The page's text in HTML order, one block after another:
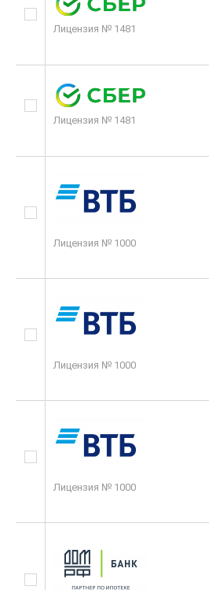
Лицензия № 1481
Лицензия № 1481
Лицензия № 1000
Лицензия № 1000
Лицензия № 1000